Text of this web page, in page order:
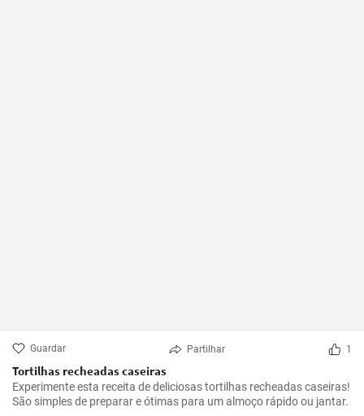
Guardar Partilhar 1
Tortilhas recheadas caseiras
Experimente esta receita de deliciosas tortilhas recheadas caseiras!
São simples de preparar e ótimas para um almoço rápido ou jantar.